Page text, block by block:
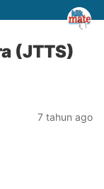
(JTTS)
7 tahun ago